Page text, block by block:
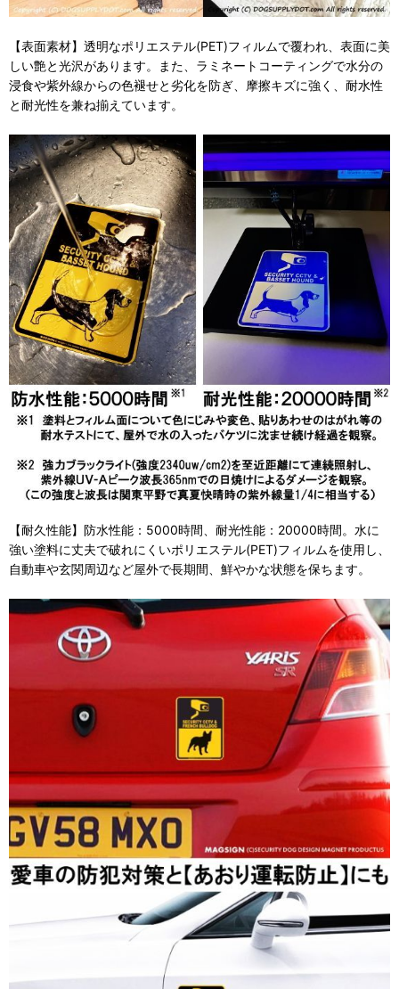
【表面素材】透明なポリエステル(PET)フィルムで覆われ、表面に美
しい艶と光沢があります。また、ラミネートコーティングで水分の
浸食や紫外線からの色褪せと劣化を防ぎ、摩擦キズに強く、耐水性
と耐光性を兼ね揃えています。
【耐久性能】防水性能：5000時間、耐光性能：20000時間。水に
強い塗料に丈夫で破れにくいポリエステル(PET)フィルムを使用し、
自動車や玄関周辺など屋外で長期間、鮮やかな状態を保ちます。